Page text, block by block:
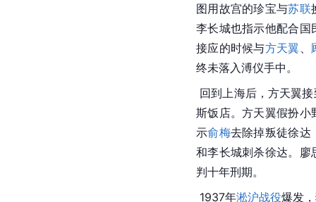
图用故宫的珍宝与苏联
李长城也指示他配合国
接应的时候与方天翼
终未落入溥仪手中。
回到 上海后，方天翼
斯饭店。方天翼假扮小
示俞梅去除掉叛徒徐达
和李长城刺杀徐达。
廖
判十年刑期。
1937年淞沪战役爆发